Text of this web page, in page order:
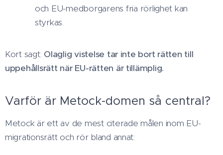
och EU-medborgarens fria rörlighet kan
styrkas.
Kort sagt: Olaglig vistelse tar inte bort rätten till
uppehållsrätt när EU-rätten är tillämplig.
Varför är Metock-domen så central?
Metock är ett av de mest citerade målen inom EU-
migrationsrätt och rör bland annat: